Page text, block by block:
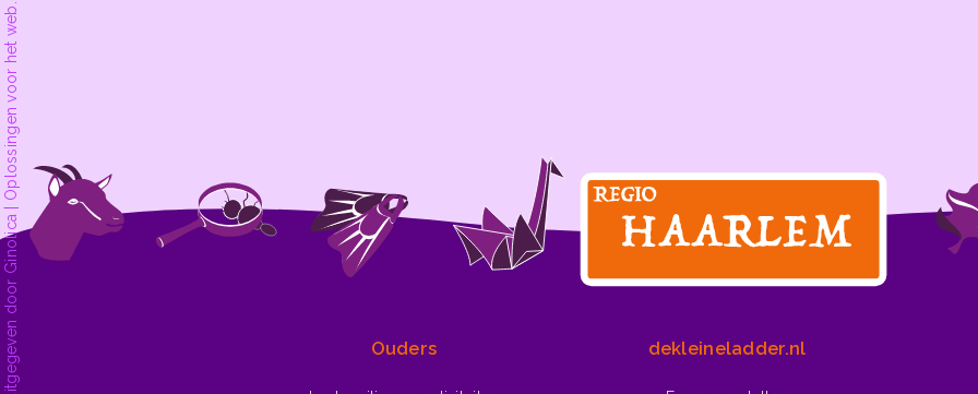
Ouders dekleineladder.nl